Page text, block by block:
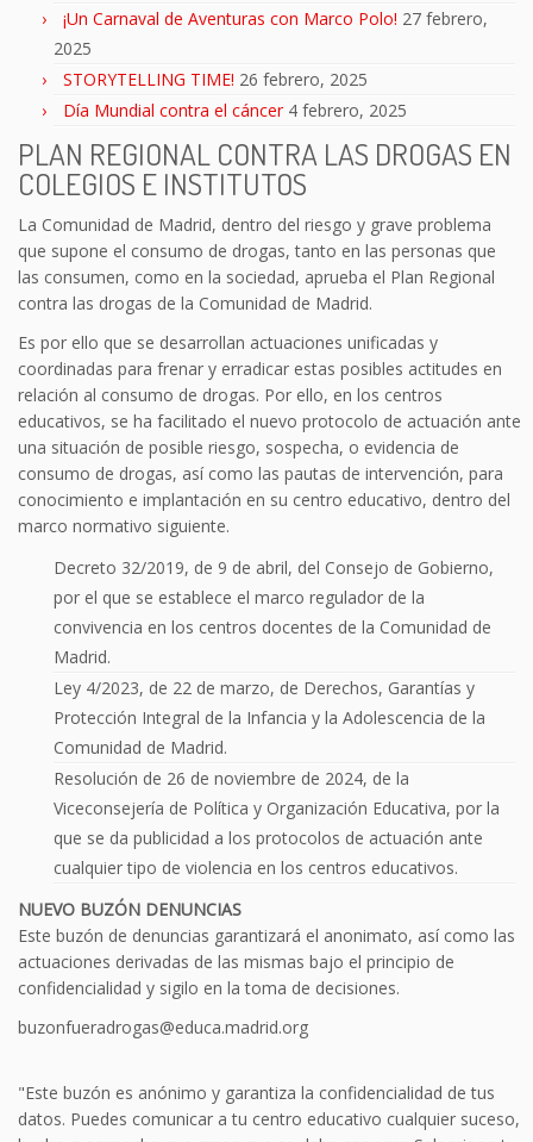
¡Un Carnaval de Aventuras con Marco Polo! 27 febrero,
2025
STORYTELLING TIME! 26 febrero, 2025
Día Mundial contra el cáncer 4 febrero, 2025
PLAN REGIONAL CONTRA LAS DROGAS EN
COLEGIOS E INSTITUTOS
La Comunidad de Madrid, dentro del riesgo y grave problema
que supone el consumo de drogas, tanto en las personas que
las consumen, como en la sociedad, aprueba el Plan Regional
contra las drogas de la Comunidad de Madrid.
Es por ello que se desarrollan actuaciones unificadas y
coordinadas para frenar y erradicar estas posibles actitudes en
relación al consumo de drogas. Por ello, en los centros
educativos, se ha facilitado el nuevo protocolo de actuación ante
una situación de posible riesgo, sospecha, o evidencia de
consumo de drogas, así como las pautas de intervención, para
conocimiento e implantación en su centro educativo, dentro del
marco normativo siguiente.
Decreto 32/2019, de 9 de abril, del Consejo de Gobierno,
por el que se establece el marco regulador de la
convivencia en los centros docentes de la Comunidad de
Madrid.
Ley 4/2023, de 22 de marzo, de Derechos, Garantías y
Protección Integral de la Infancia y la Adolescencia de la
Comunidad de Madrid.
Resolución de 26 de noviembre de 2024, de la
Viceconsejería de Política y Organización Educativa, por la
que se da publicidad a los protocolos de actuación ante
cualquier tipo de violencia en los centros educativos.
NUEVO BUZÓN DENUNCIAS
Este buzón de denuncias garantizará el anonimato, así como las
actuaciones derivadas de las mismas bajo el principio de
confidencialidad y sigilo en la toma de decisiones.
buzonfueradrogas@educa.madrid.org
"Este buzón es anónimo y garantiza la confidencialidad de tus
datos. Puedes comunicar a tu centro educativo cualquier suceso,